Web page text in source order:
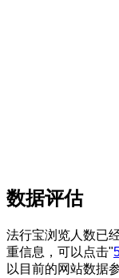
数据评估
法行宝浏览人数已
重信息，可以点击"
以目前的网站数据